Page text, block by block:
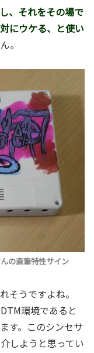
、それをその場で
にウケる、と使い
。
の直筆特性サイン
そうですよね。
環境であると
す。このシンセサ
しようと思ってい